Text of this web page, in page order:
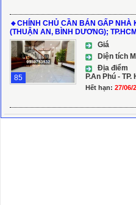
🔹CHÍNH CHỦ CẦN BÁN GẤP NHÀ
(THUẬN AN, BÌNH DƯƠNG);
85
Giá
Diện tích
Địa điểm
P.An Phú -
Hết hạn: 27/06/